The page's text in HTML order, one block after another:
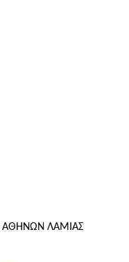
ΑΘΗΝΩΝ ΛΑΜΙΑΣ